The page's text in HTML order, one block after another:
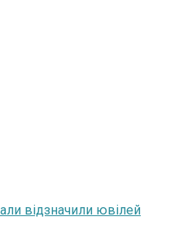
відзначили ювілей